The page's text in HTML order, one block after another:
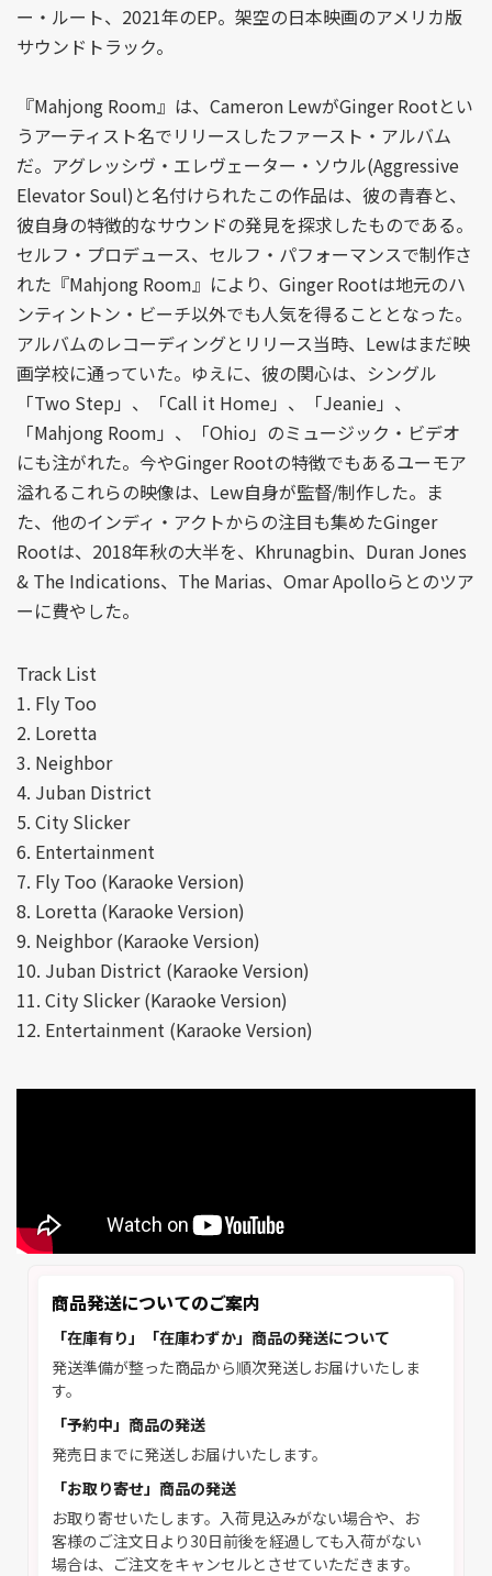
ー・ルート、2021年のEP。架空の日本映画のアメリカ版
サウンドトラック。
『Mahjong Room』は、Cameron LewがGinger Rootとい
うアーティスト名でリリースしたファースト・アルバム
だ。アグレッシヴ・エレヴェーター・ソウル(Aggressive
Elevator Soul)と名付けられたこの作品は、彼の青春と、
彼自身の特徴的なサウンドの発見を探求したものである。
セルフ・プロデュース、セルフ・パフォーマンスで制作さ
れた『Mahjong Room』により、Ginger Rootは地元のハ
ンティントン・ビーチ以外でも人気を得ることとなった。
アルバムのレコーディングとリリース当時、Lewはまだ映
画学校に通っていた。ゆえに、彼の関心は、シングル
「Two Step」、「Call it Home」、「Jeanie」、
「Mahjong Room」、「Ohio」のミュージック・ビデオ
にも注がれた。今やGinger Rootの特徴でもあるユーモア
溢れるこれらの映像は、Lew自身が監督/制作した。ま
た、他のインディ・アクトからの注目も集めたGinger
Rootは、2018年秋の大半を、Khrunagbin、Duran Jones
& The Indications、The Marias、Omar Apolloらとのツア
ーに費やした。
Track List
1. Fly Too
2. Loretta
3. Neighbor
4. Juban District
5. City Slicker
6. Entertainment
7. Fly Too (Karaoke Version)
8. Loretta (Karaoke Version)
9. Neighbor (Karaoke Version)
10. Juban District (Karaoke Version)
11. City Slicker (Karaoke Version)
12. Entertainment (Karaoke Version)
商品発送についてのご案内
「在庫有り」「在庫わずか」商品の発送について
発送準備が整った商品から順次発送しお届けいたしま
す。
「予約中」商品の発送
発売日までに発送しお届けいたします。
「お取り寄せ」商品の発送
お取り寄せいたします。入荷見込みがない場合や、お
客様のご注文日より30日前後を経過しても入荷がない
場合は、ご注文をキャンセルとさせていただきます。